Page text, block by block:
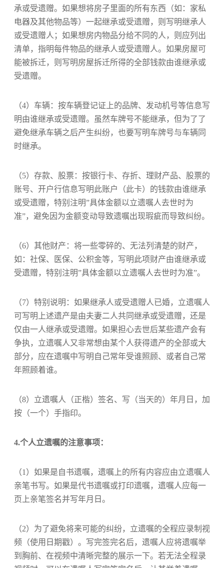
承或受遗赠。如果想将房子里面的所有东西（如：家私
电器及其他物品等）一起继承或受遗赠，则写明继承人
或受遗赠人；如果想房内物品分给不同的人，则应列出
清单，指明每件物品的继承人或受遗赠人。如果房屋可
能被拆迁，则写明房屋拆迁所得的全部钱款由谁继承或
受遗赠。
（4）车辆：按车辆登记证上的品牌、发动机号等信息写
明由谁继承或受遗赠。虽然车牌号不能继承，但为了了
避免继承车辆之后产生纠纷，也要写明车牌号与车辆同
时继承。
（5）存款、股票：按银行卡、存折、理财产品、股票的
账号、开户行信息写明此账户（此卡）的钱款由谁继承
或受遗赠，特别注明”具体金额以立遗嘱人去世时为
准”，避免因为金额变动导致遗嘱出现瑕疵而导致纠纷。
（6）其他财产：将一些零碎的、无法列清楚的财产，
如：社保、医保、公积金等，写明此项财产由谁继承或
受遗赠，特别注明”具体金额以立遗嘱人去世时为准”。
（7）特别说明：如果继承人或受遗赠人已婚，立遗嘱人
可写明上述遗产是由夫妻二人共同继承或受遗赠，还是
仅由一人继承或受遗赠。如果担心去世后某些遗产会有
争执，立遗嘱人又非常想由某个人获得遗产的全部或大
部分，应在遗嘱中写明自己常年受谁照顾、或者自己常
年照顾着谁。
（8）立遗嘱人（正楷）签名、写（当天的）年月日，加
按（一个）手指印。
4.个人立遗嘱的注意事项：
（1）如果是自书遗嘱，遗嘱上的所有内容应由立遗嘱人
亲笔书写。如果是代书遗嘱或打印遗嘱，遗嘱人应每一
页上亲笔签名并写年月日。
（2）为了避免将来可能的纠纷，立遗嘱的全程应录制视
频（使用日期戳）。写完签完名后，遗嘱人应将遗嘱举
到胸前、在视频中清晰完整的展示一下。若无法全程录